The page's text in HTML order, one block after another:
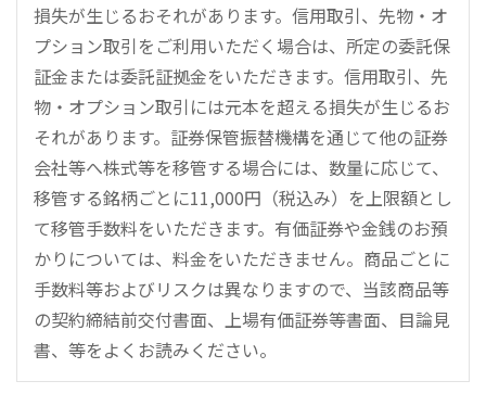
損失が生じるおそれがあります。信用取引、先物・オ
プション取引をご利用いただく場合は、所定の委託保
証金または委託証拠金をいただきます。信用取引、先
物・オプション取引には元本を超える損失が生じるお
それがあります。証券保管振替機構を通じて他の証券
会社等へ株式等を移管する場合には、数量に応じて、
移管する銘柄ごとに11,000円（税込み）を上限額とし
て移管手数料をいただきます。有価証券や金銭のお預
かりについては、料金をいただきません。商品ごとに
手数料等およびリスクは異なりますので、当該商品等
の契約締結前交付書面、上場有価証券等書面、目論見
書、等をよくお読みください。